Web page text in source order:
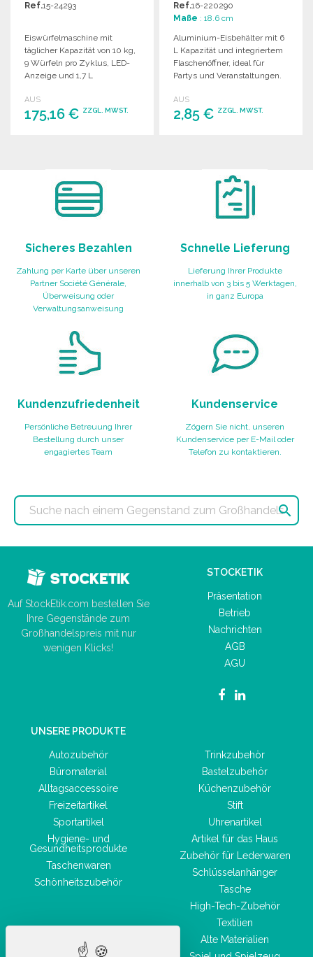
Ref.15-24293
Eiswürfelmaschine mit
täglicher Kapazität von 10 kg,
9 Würfeln pro Zyklus, LED-
Anzeige und 1,7 L
AUS
175,16 € ZZGL. MWST.
Ref.16-220290
Maße : 18.6 cm
Aluminium-Eisbehälter mit 6
L Kapazität und integriertem
Flaschenöffner, ideal für
Partys und Veranstaltungen.
AUS
2,85 € ZZGL. MWST.
Sicheres Bezahlen
Zahlung per Karte über unseren
Partner Société Générale,
Überweisung oder
Verwaltungsanweisung
Schnelle Lieferung
Lieferung Ihrer Produkte
innerhalb von 3 bis 5 Werktagen,
in ganz Europa
Kundenzufriedenheit
Persönliche Betreuung Ihrer
Bestellung durch unser
engagiertes Team
Kundenservice
Zögern Sie nicht, unseren
Kundenservice per E-Mail oder
Telefon zu kontaktieren.

Auf StockEtik.com bestellen Sie
Ihre Gegenstände zum
Großhandelspreis mit nur
wenigen Klicks!
STOCKETIK
Präsentation
Betrieb
Nachrichten
AGB
AGU
UNSERE PRODUKTE
Autozubehör
Büromaterial
Alltagsaccessoire
Freizeitartikel
Sportartikel
Hygiene- und
Gesundheitsprodukte
Taschenwaren
Schönheitszubehör
Trinkzubehör
Bastelzubehör
Küchenzubehör
Stift
Uhrenartikel
Artikel für das Haus
Zubehör für Lederwaren
Schlüsselanhänger
Tasche
High-Tech-Zubehör
Textilien
Alte Materialien